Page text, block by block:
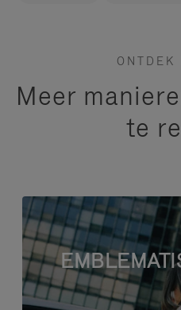
ONTDEK
Meer
te